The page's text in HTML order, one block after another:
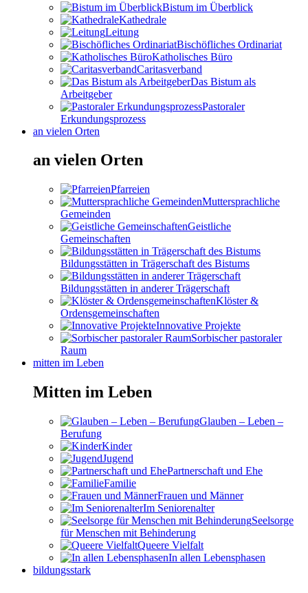
Bistum im Überblick
Kathedrale
Leitung
Bischöfliches Ordinariat
Katholisches Büro
Caritasverband
Das Bistum als
Arbeitgeber
Pastoraler
Erkundungsprozess
an vielen Orten
an vielen Orten
Pfarreien
Muttersprachliche
Gemeinden
Geistliche
Gemeinschaften
Bildungsstätten in Trägerschaft des Bistums
Bildungsstätten in anderer Trägerschaft
Klöster &
Ordensgemeinschaften
Innovative Projekte
Sorbischer pastoraler
Raum
mitten im Leben
Mitten im Leben
Glauben – Leben –
Berufung
Kinder
Jugend
Partnerschaft und Ehe
Familie
Frauen und Männer
Im Seniorenalter
Seelsorge
für Menschen mit Behinderung
Queere Vielfalt
In allen Lebensphasen
bildungsstark